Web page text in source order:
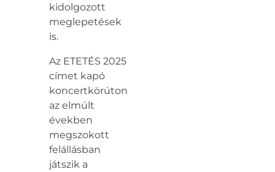
kidolgozott
meglepetések
is.
Az ETETÉS 2025
címet kapó
koncertkörúton
az elmúlt
években
megszokott
felállásban
játszik a